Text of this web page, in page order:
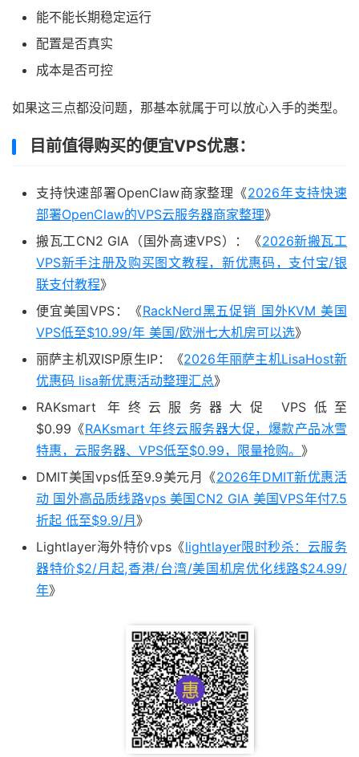
能不能长期稳定运行
配置是否真实
成本是否可控
如果这三点都没问题，那基本就属于可以放心入手的类型。
目前值得购买的便宜VPS优惠：
支持快速部署OpenClaw商家整理《2026年支持快速
部署OpenClaw的VPS云服务器商家整理》
搬瓦工CN2 GIA（国外高速VPS）：《2026新搬瓦工
VPS新手注册及购买图文教程，新优惠码，支付宝/银
联支付教程》
便宜美国VPS：《RackNerd黑五促销 国外KVM 美国
VPS低至$10.99/年 美国/欧洲七大机房可以选》
丽萨主机双ISP原生IP：《2026年丽萨主机LisaHost新
优惠码 lisa新优惠活动整理汇总》
RAKsmart 年终云服务器大促 VPS低至
$0.99《RAKsmart 年终云服务器大促，爆款产品冰雪
特惠，云服务器、VPS低至$0.99，限量抢购。 》
DMIT美国vps低至9.9美元月《2026年DMIT新优惠活
动 国外高品质线路vps 美国CN2 GIA 美国VPS年付7.5
折起 低至$9.9/月》
Lightlayer海外特价vps《lightlayer限时秒杀：云服务
器特价$2/月起,香港/台湾/美国机房优化线路$24.99/
年》